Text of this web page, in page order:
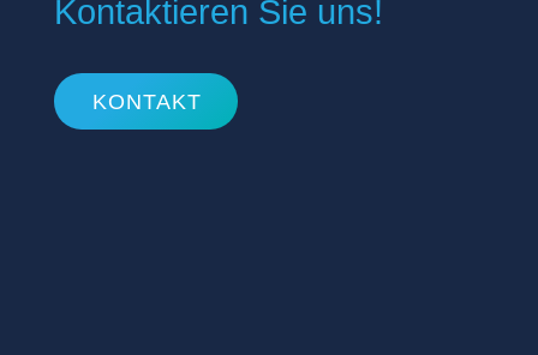
Kontaktieren Sie uns!
KONTAKT